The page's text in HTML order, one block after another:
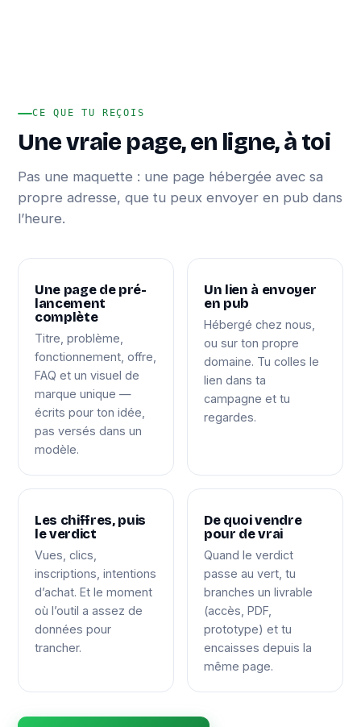
CE QUE TU REÇOIS
Une vraie page, en ligne, à toi
Pas une maquette : une page hébergée avec sa
propre adresse, que tu peux envoyer en pub dans
l’heure.
Une page de pré-
lancement
complète
Titre, problème,
fonctionnement, offre,
FAQ et un visuel de
marque unique —
écrits pour ton idée,
pas versés dans un
modèle.
Un lien à envoyer
en pub
Hébergé chez nous,
ou sur ton propre
domaine. Tu colles le
lien dans ta
campagne et tu
regardes.
Les chiffres, puis
le verdict
Vues, clics,
inscriptions, intentions
d’achat. Et le moment
où l’outil a assez de
données pour
trancher.
De quoi vendre
pour de vrai
Quand le verdict
passe au vert, tu
branches un livrable
(accès, PDF,
prototype) et tu
encaisses depuis la
même page.